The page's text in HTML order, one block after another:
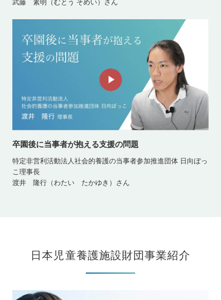
卒園後に当事者が抱える支援の問題
特定非営利活動法人社会的養護の当事者参加推進団体 日向ぼっ
こ理事長
渡井 隆行（わたい たかゆき）さん
日本児童養護施設財団事業紹介